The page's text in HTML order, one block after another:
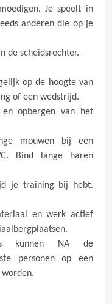
Je speelt in
anderen die op je
de scheidsrechter.
op de hoogte van
of een wedstrijd.
opbergen van het
mouwen bij een
Bind lange haren
je training bij hebt.
en werk actief
kunnen NA de
personen op een